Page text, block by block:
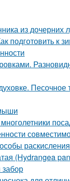
из дочерних
подготовить к
(Hydrangea
забор